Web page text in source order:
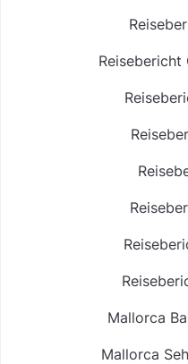
Reisebericht
Mallorca
Mallorca